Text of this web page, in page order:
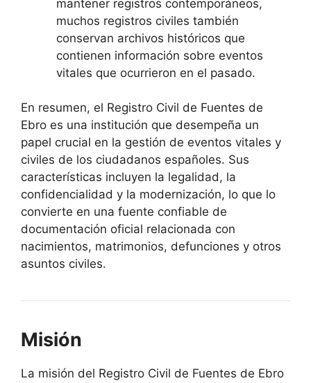
mantener registros contemporáneos,
muchos registros civiles también
conservan archivos históricos que
contienen información sobre eventos
vitales que ocurrieron en el pasado.
En resumen, el Registro Civil de Fuentes de
Ebro es una institución que desempeña un
papel crucial en la gestión de eventos vitales y
civiles de los ciudadanos españoles. Sus
características incluyen la legalidad, la
confidencialidad y la modernización, lo que lo
convierte en una fuente confiable de
documentación oficial relacionada con
nacimientos, matrimonios, defunciones y otros
asuntos civiles.
Misión
La misión del Registro Civil de Fuentes de Ebro